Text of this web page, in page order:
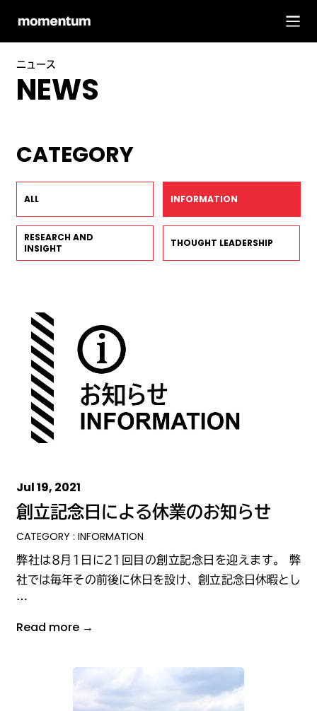
ニュース
NEWS
CATEGORY
ALL INFORMATION
RESEARCH AND
INSIGHT
THOUGHT LEADERSHIP
Jul 19, 2021
創立記念日による休業のお知らせ
CATEGORY : INFORMATION
弊社は8月1日に21回目の創立記念日を迎えます。 弊
社では毎年その前後に休日を設け、創立記念日休暇とし
…
Read more →